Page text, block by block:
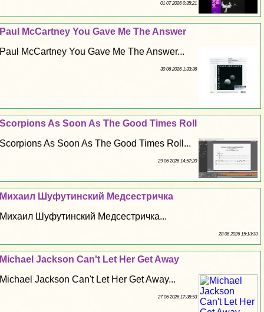
01 07 2026 0:35:21
Paul McCartney You Gave Me The Answer
Paul McCartney You Gave Me The Answer...
30 06 2026 1:33:36
Scorpions As Soon As The Good Times Roll
Scorpions As Soon As The Good Times Roll...
29 06 2026 14:57:20
Михаил Шуфутинский Медсестричка
Михаил Шуфутинский Медсестричка...
28 06 2026 15:13:33
Michael Jackson Can't Let Her Get Away
Michael Jackson Can't Let Her Get Away...
27 06 2026 17:38:53